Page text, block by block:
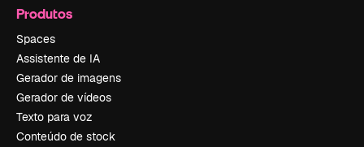
Produtos
Spaces
Assistente de IA
Gerador de imagens
Gerador de vídeos
Texto para voz
Conteúdo de stock